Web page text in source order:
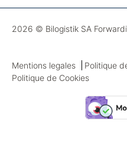
2026 © Bilogistik SA
Mentions legales
Politique
Politique de Cookies